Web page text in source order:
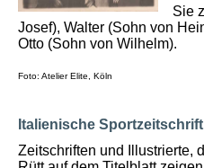
Sie
Josef), Walter (Sohn von
Otto (Sohn von Wilhelm).
Foto: Atelier Elite, Köln
Italienische
Zeitschriften und Illustrierte,